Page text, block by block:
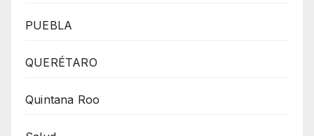
PUEBLA
QUERÉTARO
Quintana Roo